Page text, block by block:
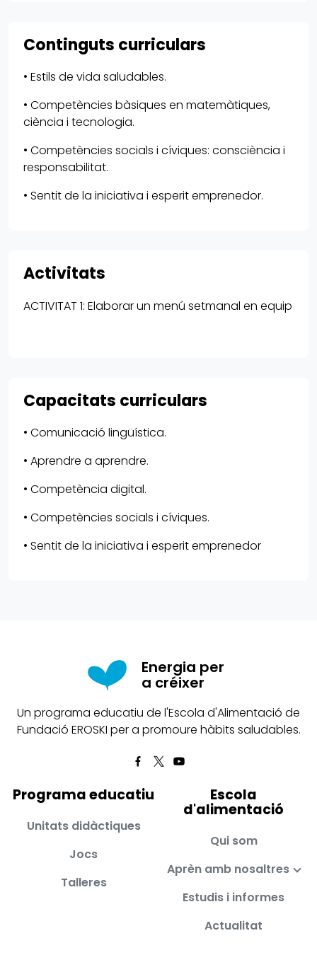
Continguts curriculars
• Estils de vida saludables.
• Competències bàsiques en matemàtiques,
ciència i tecnologia.
• Competències socials i cíviques: consciència i
responsabilitat.
• Sentit de la iniciativa i esperit emprenedor.
Activitats
ACTIVITAT 1: Elaborar un menú setmanal en equip
Capacitats curriculars
• Comunicació lingüística.
• Aprendre a aprendre.
• Competència digital.
• Competències socials i cíviques.
• Sentit de la iniciativa i esperit emprenedor
Energia per
a créixer
Un programa educatiu de l'Escola d'Alimentació de
Fundació EROSKI per a promoure hàbits saludables.
Programa educatiu
Unitats didàctiques
Jocs
Talleres
Escola
d'alimentació
Qui som
Aprèn amb nosaltres
Estudis i informes
Actualitat